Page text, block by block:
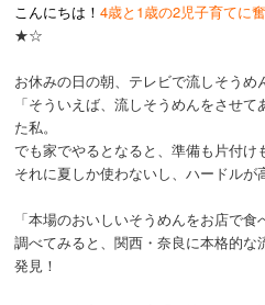
こんにちは！4歳と1歳の2児子育てに
★☆
お休みの日の朝、テレビで流しそうめ
「そういえば、流しそうめんをさせ
た私。
でも家でやるとなると、準備も片付け
それに夏しか使わないし、ハードルが
「本場のおいしいそうめんをお店で
調べてみると、関西・奈良に本格的
発見！